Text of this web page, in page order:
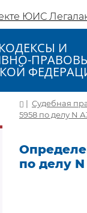
ЮИС
И
| Судебная
5958 по делу N
по делу N